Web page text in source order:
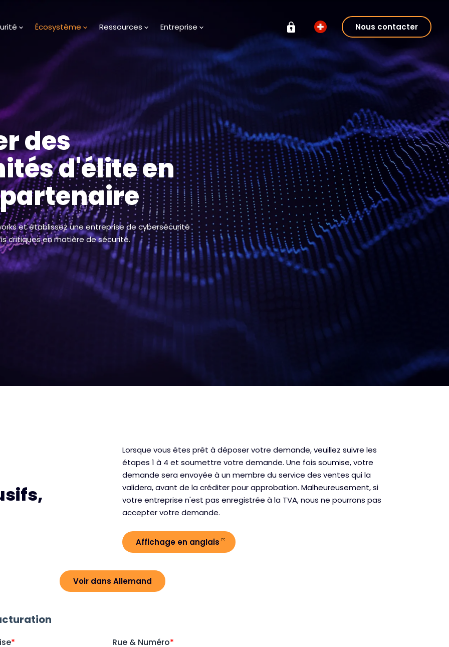
Écosystème Ressources Entreprise Nous contacter
des
d'élite en
et établissez une entreprise de cybersécurité
critiques en matière de sécurité.
Lorsque vous êtes prêt à déposer votre demande, veuillez suivre les
étapes 1 à 4 et soumettre votre demande. Une fois soumise, votre
demande sera envoyée à un membre du service des ventes qui la
validera, avant de la créditer pour approbation. Malheureusement, si
votre entreprise n'est pas enregistrée à la TVA, nous ne pourrons pas
accepter votre demande.
Affichage en anglais
Voir dans Allemand